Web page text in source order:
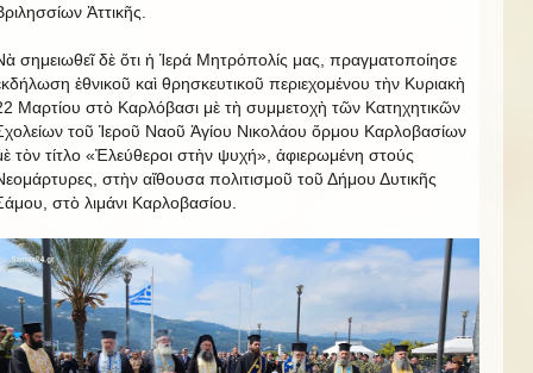
Ἀττικῆς.
σημειωθεῖ δὲ ὅτι ἡ Ἱερά Μητρόπολίς μας, πραγματοποίησε
ἐθνικοῦ καὶ θρησκευτικοῦ περιεχομένου τὴν Κυριακὴ
Μαρτίου στὸ Καρλόβασι μὲ τὴ συμμετοχὴ τῶν Κατηχητικῶν
τοῦ Ἱεροῦ Ναοῦ Ἁγίου Νικολάου ὄρμου Καρλοβασίων
τὸν τίτλο «Ἐλεύθεροι στὴν ψυχή», ἀφιερωμένη στούς
στὴν αἴθουσα πολιτισμοῦ τοῦ Δήμου Δυτικῆς
στὸ λιμάνι Καρλοβασίου.